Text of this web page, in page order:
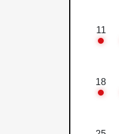
11
18